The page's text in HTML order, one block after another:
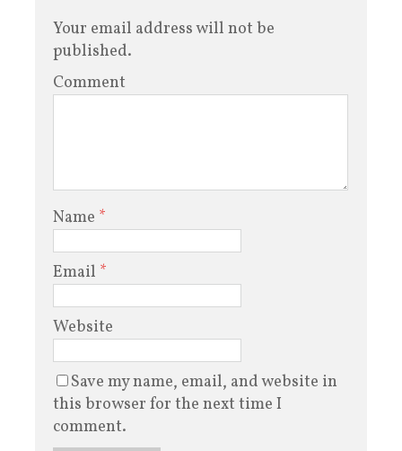
Your email address will not be
published.
Comment
Name *
Email *
Website
Save my name, email, and website in
this browser for the next time I
comment.